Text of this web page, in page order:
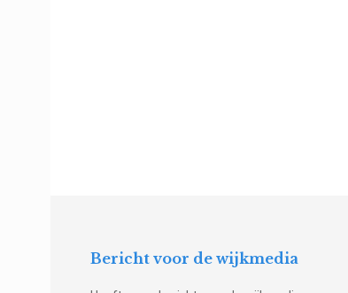
Bericht voor de wijkmedia